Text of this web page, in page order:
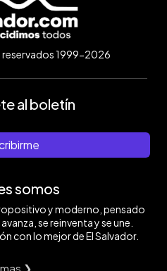
reservados 1999-2026
al boletín
somos
y moderno, pensado
se reinventa y se une.
con lo mejor de El Salvador.
❯